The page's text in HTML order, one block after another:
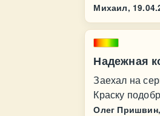
Михаил,
Надежная
Заехал на
Краску
Олег Пришвин,